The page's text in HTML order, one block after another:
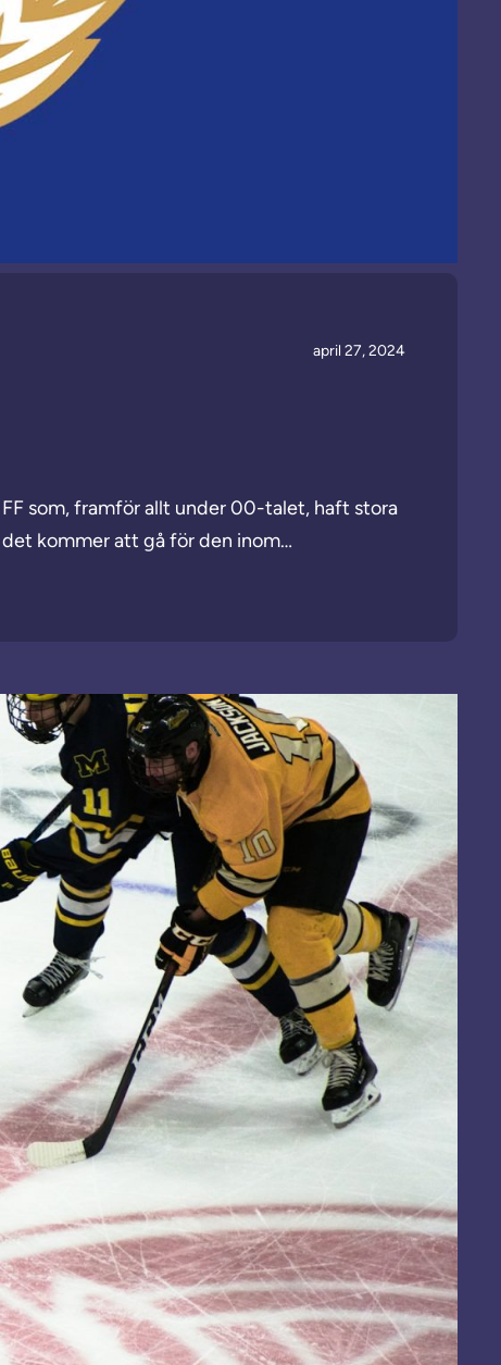
april 27, 2024
FF som, framför allt under 00-talet, haft stora
kommer att gå för den inom…